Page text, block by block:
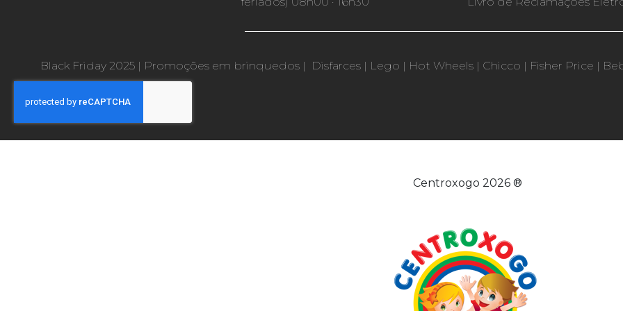
Black Friday 2025 | Promoções em brinquedos | Disfarces | Lego | Hot Wheels | Chicco | Fisher Price |
Centroxogo 2026 ®